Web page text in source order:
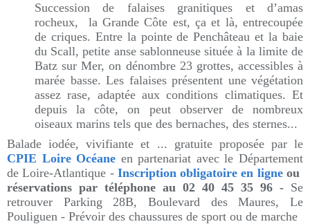
Succession de falaises granitiques et d’amas
rocheux, la Grande Côte est, ça et là, entrecoupée
de criques. Entre la pointe de Penchâteau et la baie
du Scall, petite anse sablonneuse située à la limite de
Batz sur Mer, on dénombre 23 grottes, accessibles à
marée basse. Les falaises présentent une végétation
assez rase, adaptée aux conditions climatiques. Et
depuis la côte, on peut observer de nombreux
oiseaux marins tels que des bernaches, des sternes...
Balade iodée, vivifiante et ... gratuite proposée par le
CPIE Loire Océane en partenariat avec le Département
de Loire-Atlantique - Inscription obligatoire en ligneou
réservations par téléphone au 02 40 45 35 96 - Se
retrouver Parking 28B, Boulevard des Maures, Le
Pouliguen - Prévoir des chaussures de sport ou de marche